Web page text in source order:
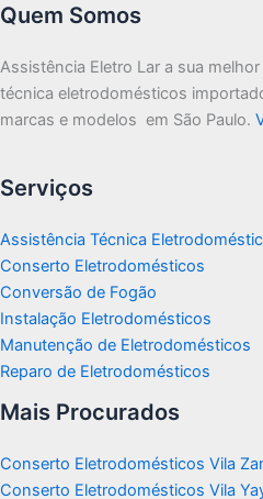
Quem Somos
Assistência Eletro Lar a sua
técnica eletrodomésticos
marcas e modelos em São Paulo.
Serviços
Assistência Técnica
Conserto Eletrodomésticos
Conversão de Fogão
Instalação Eletrodomésticos
Manutenção de Eletrodomésticos
Reparo de Eletrodomésticos
Mais Procurados
Conserto Eletrodomésticos Vila
Conserto Eletrodomésticos Vila